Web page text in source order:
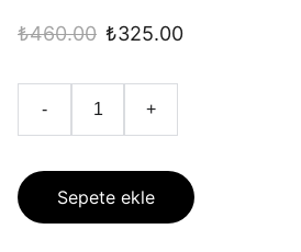
₺460.00 ₺325.00
- +
Sepete ekle